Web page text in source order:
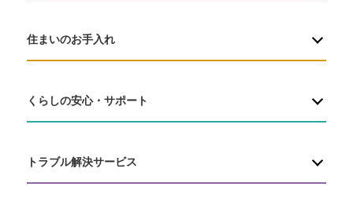
住まいのお手入れ
くらしの安心・サポート
トラブル解決サービス